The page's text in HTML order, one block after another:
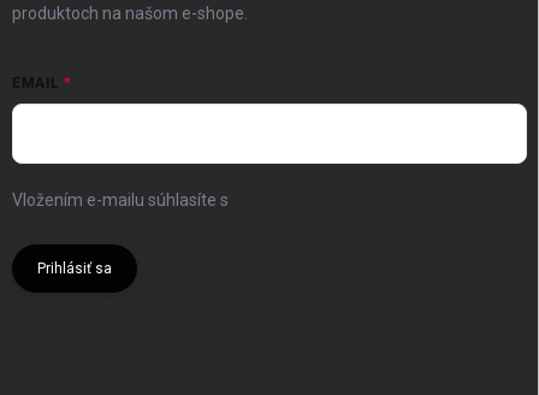
produktoch na našom e-shope.
EMAIL
Vložením e-mailu súhlasíte s
Prihlásiť sa